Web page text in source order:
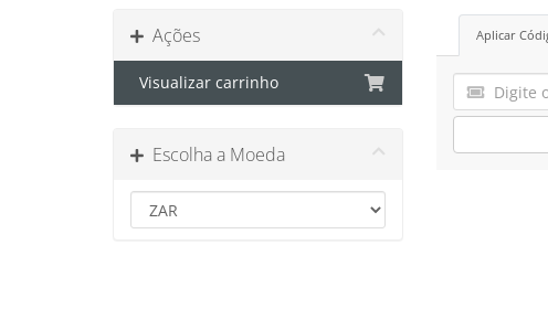
Ações
Visualizar carrinho
Escolha a Moeda
Aplicar